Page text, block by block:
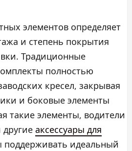
элементов определяет
и степень покрытия
Традиционные
полностью
кресел, закрывая
и боковые элементы
такие элементы, водители
аксессуары для
поддерживать идеальный